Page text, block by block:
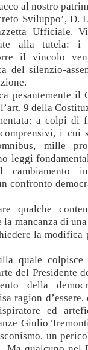
al nostro
Sviluppo’, D.
Ufficiale.
alla tutela: i
il vincolo
del silenzio-
pesantemente il
9 della
a colpi di
i cui
mille
leggi
confronto
qualche
mancanza di
la modifica
quale
del Presidente
della
ragion
ed
Giulio
un